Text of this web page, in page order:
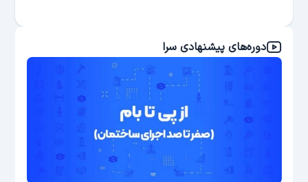
دوره‌های پیشنهادی سرا